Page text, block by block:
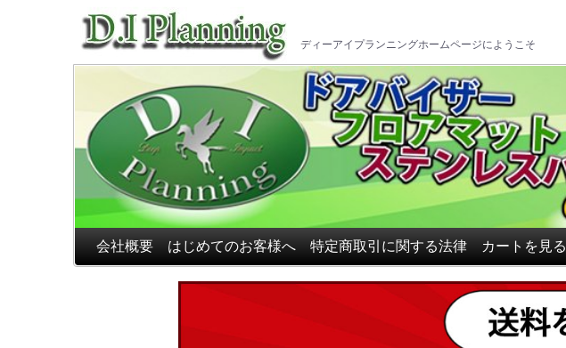
ディーアイプランニングホームページにようこそ
会社概要 はじめてのお客様へ 特定商取引に関する法律 カートを見る